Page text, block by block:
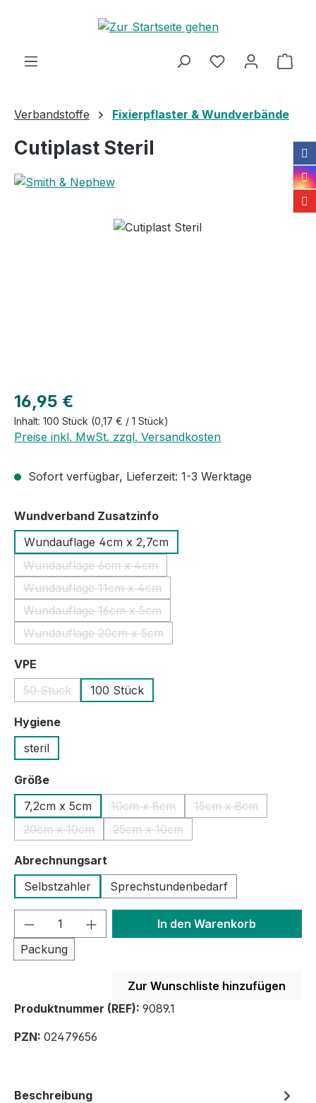
Zum Hauptinhalt springen
Verbandstoffe Fixierpflaster & Wundverbände
Cutiplast Steril
Bildergalerie überspringen
Regulärer Preis:
16,95 €
Inhalt: 100 Stück (0,17 € / 1 Stück)
Preise inkl. MwSt. zzgl. Versandkosten
Sofort verfügbar, Lieferzeit: 1-3 Werktage
Wundverband Zusatzinfoauswählen
Wundauflage 4cm x 2,7cm
Wundauflage 6cm x 4cm
(Diese Option ist zurzeit nicht verfügbar.)
Wundauflage 11cm x 4cm
(Diese Option ist zurzeit nicht verfügbar.)
Wundauflage 16cm x 5cm
(Diese Option ist zurzeit nicht verfügbar.)
Wundauflage 20cm x 5cm
(Diese Option ist zurzeit nicht verfügbar.)
VPE
50 Stück
(Diese Option ist zurzeit nicht verfügbar.)
100 Stück
Hygieneauswählen
steril
Größeauswählen
7,2cm x 5cm
10cm x 8cm
(Diese Option ist zurzeit nicht
15cm x 8cm
(Diese Option ist
20cm x 10cm
(Diese Option ist zurzeit nicht verfügbar.)
25cm x 10cm
(Diese Option ist zurzeit nicht
Abrechnungsart
Selbstzahler
Sprechstundenbedarf
Produkt Anzahl: Gib den
Packung
In den Warenkorb
Zur Wunschliste hinzufügen
Produktnummer (REF): 9089.1
PZN: 02479656
Beschreibung